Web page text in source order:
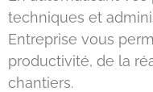
techniques et
Entreprise vous
productivité, de la
chantiers.